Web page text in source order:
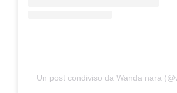
Un post condiviso da Wanda nara